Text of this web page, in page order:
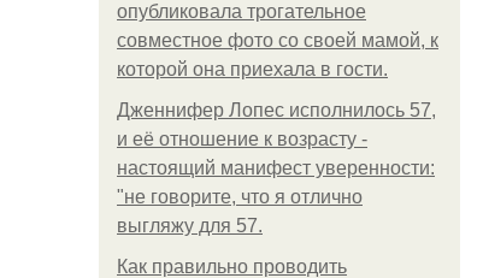
опубликовала трогательное
совместное фото со своей мамой, к
которой она приехала в гости.
Дженнифер Лопес исполнилось 57,
и её отношение к возрасту -
настоящий манифест уверенности:
"не говорите, что я отлично
выгляжу для 57.
Как правильно проводить